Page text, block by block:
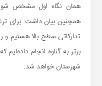
همان نگاه اول مشخص
همچنین بیان داشت: برای
تدارکاتی سطح بالا هستیم و
برتر به گناوه انجام
شهرستان خواهد شد.